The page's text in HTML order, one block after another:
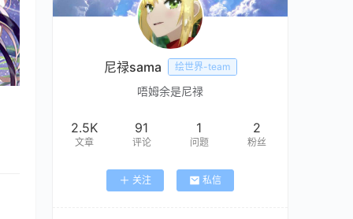
尼禄sama 绘世界-team
唔姆余是尼禄
2.5K
文章
91
评论
1
问题
2
粉丝
关注 私信